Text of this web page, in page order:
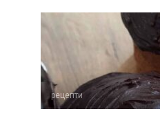
рецепти